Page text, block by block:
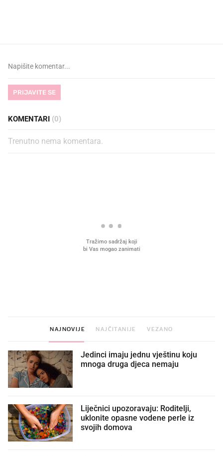
PRIJAVITE SE
KOMENTARI (0)
Trenutno nema komentara.
NAJNOVIJE NAJČITANIJE VEZANO
Jedinci imaju jednu vještinu koju
mnoga druga djeca nemaju
Liječnici upozoravaju: Roditelji,
uklonite opasne vodene perle iz
svojih domova